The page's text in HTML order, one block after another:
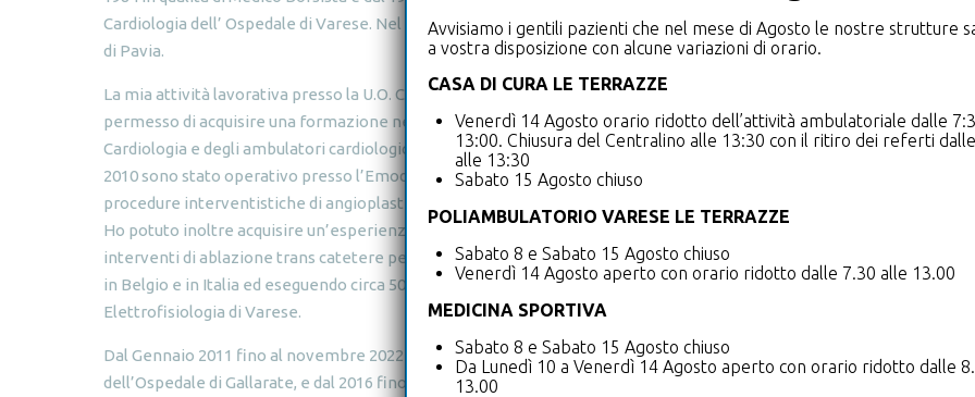
Cardiologia dell’ Ospedale di Varese. Nel 1990 ho conseguito la Specialità di Cardiologia presso l’Università
di Pavia.
La mia attività lavorativa presso la U.O. Cardiologia di Varese, a partire dal 1989 fino al 2010, mi ha
permesso di acquisire una formazione nei confronti della gestione dell’Unità Coronarica, del reparto di
Cardiologia e degli ambulatori cardiologici (ecocardiografia, ergometria, Holter). Infine, dal 1998 fino al
2010 sono stato operativo presso l’Emodinamica, dove ho eseguito migliaia di esami coronarografici e
procedure interventistiche di angioplastica coronarica, sia elettiva che durante infarto miocardico acuto.
Ho potuto inoltre acquisire un’esperienza nell’impianto di pacemaker e/o defibrillatori, oltre che di
interventi di ablazione trans catetere per aritmie cardiache, partecipando a corsi specifici negli Stati Uniti,
in Belgio e in Italia ed eseguendo circa 5000 procedure di impianto/ablazione presso il Laboratorio di
Elettrofisiologia di Varese.
Dal Gennaio 2011 fino al novembre 2022 sono stato Direttore-Primario della U.O. Cardiologia
dell’Ospedale di Gallarate, e dal 2016 fino al 2022 mi è stata affidata anche la Direzione della U.O.
Avvisiamo i gentili pazienti che nel mese di Agosto le nostre strutture
a vostra disposizione con alcune variazioni di orario.
CASA DI CURA LE TERRAZZE
Venerdì 14 Agosto orario ridotto dell’attività ambulatoriale dalle
13:00. Chiusura del Centralino alle 13:30 con il ritiro dei referti
alle 13:30
Sabato 15 Agosto chiuso
POLIAMBULATORIO VARESE LE TERRAZZE
Sabato 8 e Sabato 15 Agosto chiuso
Venerdì 14 Agosto aperto con orario ridotto dalle 7.30 alle 13.00
MEDICINA SPORTIVA
Sabato 8 e Sabato 15 Agosto chiuso
Da Lunedì 10 a Venerdì 14 Agosto aperto con orario ridotto dalle
13.00